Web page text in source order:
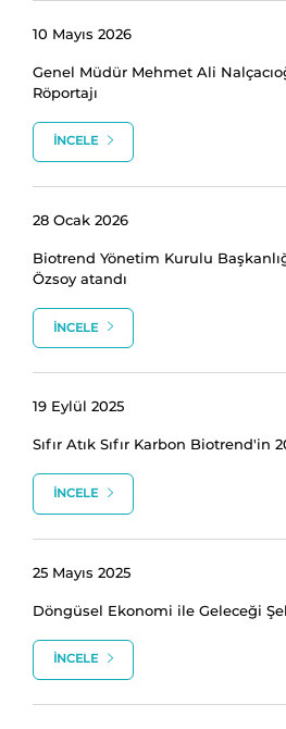
10 Mayıs 2026
Genel Müdür Mehmet Ali
Röportajı
İNCELE
28 Ocak 2026
Biotrend Yönetim Kurulu
Özsoy atandı
İNCELE
19 Eylül 2025
Sıfır Atık Sıfır Karbon Biotrend'in
İNCELE
25 Mayıs 2025
Döngüsel Ekonomi ile Geleceği
İNCELE